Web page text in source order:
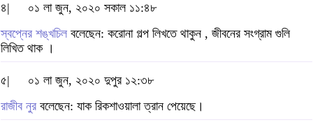
৪|
০১ লা জুন, ২০২০ সকাল ১১:৪৮
স্বপ্নের শঙ্খচিল বলেছেন: করোনা গল্প লিখতে থাকুন , জীবনের সংগ্রাম গুলি
লিখিত থাক ।
৫|
০১ লা জুন, ২০২০ দুপুর ১২:৩৮
রাজীব নুর বলেছেন: যাক রিকশাওয়ালা ত্রান পেয়েছে।